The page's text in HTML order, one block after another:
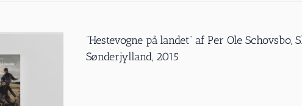
”Hestevogne på landet” af Per Ole
Sønderjylland, 2015